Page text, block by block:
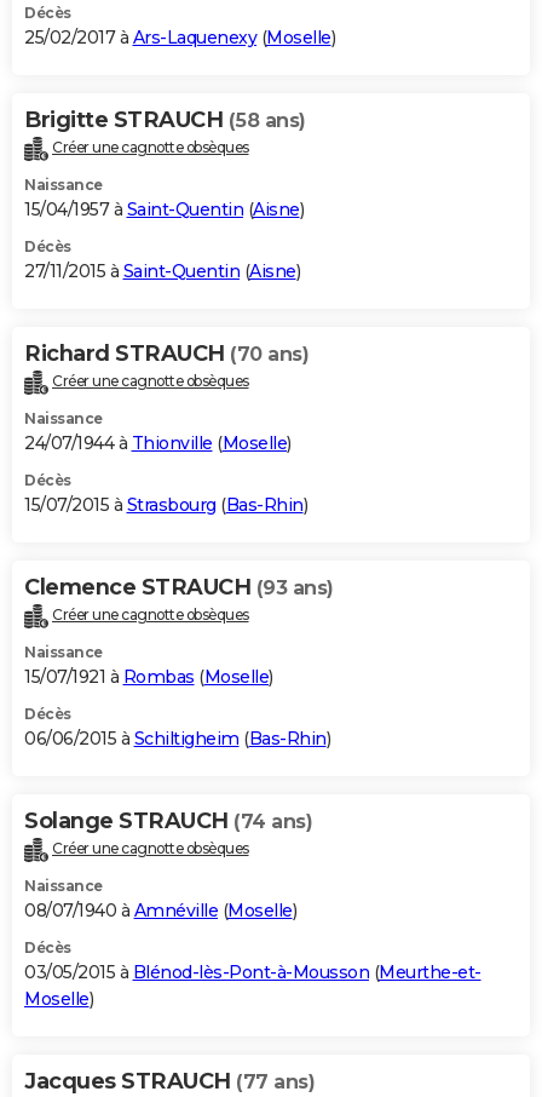
Décès
25/02/2017 à Ars-Laquenexy(Moselle)
Brigitte STRAUCH (58 ans)
Créer une cagnotte obsèques
Naissance
15/04/1957 à Saint-Quentin (Aisne)
Décès
27/11/2015 à Saint-Quentin (Aisne)
Richard STRAUCH (70 ans)
Créer une cagnotte obsèques
Naissance
24/07/1944 à Thionville (Moselle)
Décès
15/07/2015 à Strasbourg (Bas-Rhin)
Clemence STRAUCH (93 ans)
Créer une cagnotte obsèques
Naissance
15/07/1921 à Rombas (Moselle)
Décès
06/06/2015 à Schiltigheim (Bas-Rhin)
Solange STRAUCH (74 ans)
Créer une cagnotte obsèques
Naissance
08/07/1940 à Amnéville (Moselle)
Décès
03/05/2015 à Blénod-lès-Pont-à-Mousson (Meurthe-et-
Moselle)
Jacques STRAUCH (77 ans)